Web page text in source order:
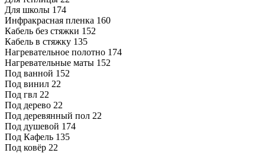
Для школы 174
Инфракрасная пленка 160
Кабель без стяжки 152
Кабель в стяжку 135
Нагревательное полотно 174
Нагревательные маты 152
Под ванной 152
Под винил 22
Под гвл 22
Под дерево 22
Под деревянный пол 22
Под душевой 174
Под Кафель 135
Под ковёр 22